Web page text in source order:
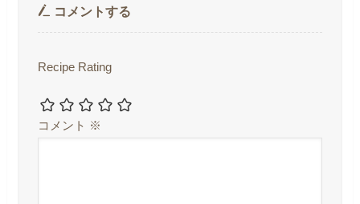
コメントする
Recipe Rating
コメント ※